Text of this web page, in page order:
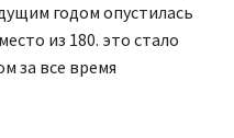
годом опустилась
из 180. это стало
за все время